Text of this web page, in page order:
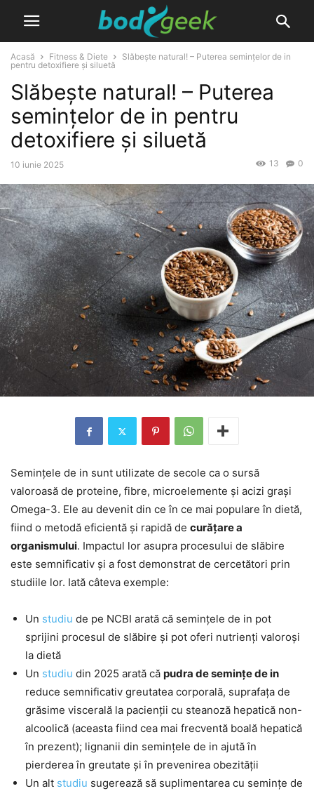
Acasă Fitness & Diete
Slăbește natural! – Puterea semințelor de in
pentru detoxifiere și siluetă
Slăbește natural! – Puterea
semințelor de in pentru
detoxifiere și siluetă
10 iunie 2025 0
13
Semințele de in sunt utilizate de secole ca o sursă
valoroasă de proteine, fibre, microelemente și acizi grași
Omega-3. Ele au devenit din ce în ce mai populare în dietă,
fiind o metodă eficientă și rapidă de curățare a
organismului. Impactul lor asupra procesului de slăbire
este semnificativ și a fost demonstrat de cercetători prin
studiile lor. Iată câteva exemple:
Un studiu de pe NCBI arată că semințele de in pot
sprijini procesul de slăbire și pot oferi nutrienți valoroși
la dietă
Un studiu din 2025 arată că pudra de semințe de in
reduce semnificativ greutatea corporală, suprafața de
grăsime viscerală la pacienții cu steanoză hepatică non-
alcoolică (aceasta fiind cea mai frecventă boală hepatică
în prezent); lignanii din semințele de in ajută în
pierderea în greutate și în prevenirea obezității
Un alt studiu sugerează să suplimentarea cu semințe de